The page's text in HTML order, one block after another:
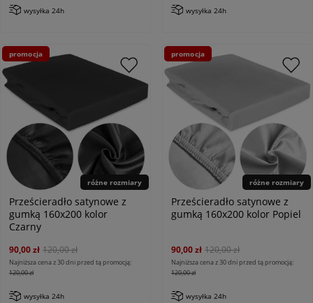
wysyłka 24h wysyłka 24h
różne rozmiary
Prześcieradło satynowe z
gumką 160x200 kolor
Czarny
90,00 zł 120,00 zł
Najniższa cena z 30 dni przed tą promocją:
120,00 zł
wysyłka 24h
promocja
różne rozmiary
Prześcieradło satynowe z
gumką 160x200 kolor Popiel
90,00 zł 120,00 zł
Najniższa cena z 30 dni przed tą promocją:
120,00 zł
wysyłka 24h
promocja